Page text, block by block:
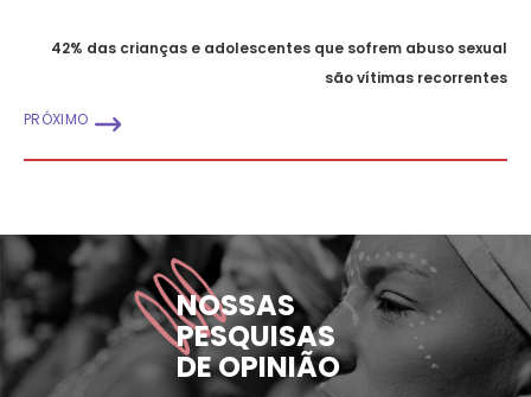
42% das crianças e adolescentes que sofrem abuso sexual
são vítimas recorrentes
PRÓXIMO
NOSSAS
PESQUISAS
DE OPINIÃO